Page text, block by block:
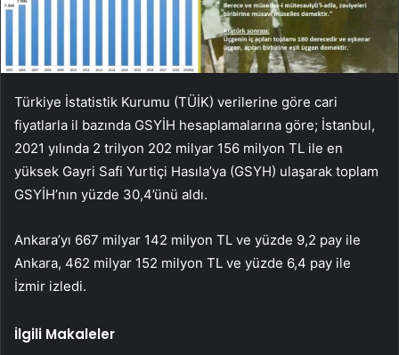
Türkiye İstatistik Kurumu (TÜİK) verilerine göre cari
fiyatlarla il bazında GSYİH hesaplamalarına göre; İstanbul,
2021 yılında 2 trilyon 202 milyar 156 milyon TL ile en
yüksek Gayri Safi Yurtiçi Hasıla’ya (GSYH) ulaşarak toplam
GSYİH’nın yüzde 30,4’ünü aldı.
Ankara’yı 667 milyar 142 milyon TL ve yüzde 9,2 pay ile
Ankara, 462 milyar 152 milyon TL ve yüzde 6,4 pay ile
İzmir izledi.
İlgili Makaleler